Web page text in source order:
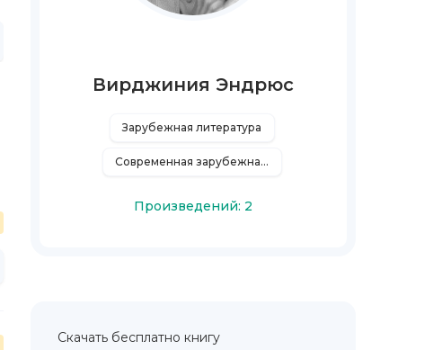
Вирджиния Эндрюс
Зарубежная литература
Современная зарубежная литература
Произведений: 2
Скачать бесплатно книгу